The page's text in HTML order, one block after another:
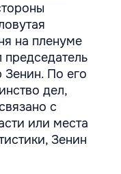
на пленуме
Зенин. По его
дел,
с
или места
Зенин